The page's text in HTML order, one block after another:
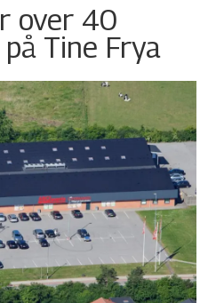
over 40
Tine Frya